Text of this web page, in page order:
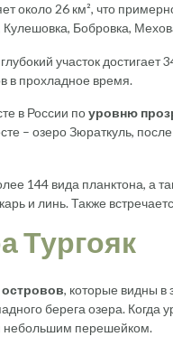
около 26 км², что
Кулешовка, Бобровка,
участок достигает
в прохладное время.
в России поуровню
– озеро Зюраткуль,
144 вида планктона, а
и линь. Также
Тургояк
островов, которые видны в
берега озера. Когда
небольшим перешейком.